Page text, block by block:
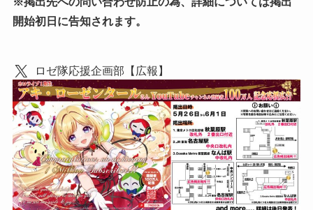
開始初日に告知されます。
ロゼ隊応援企画部【広報】